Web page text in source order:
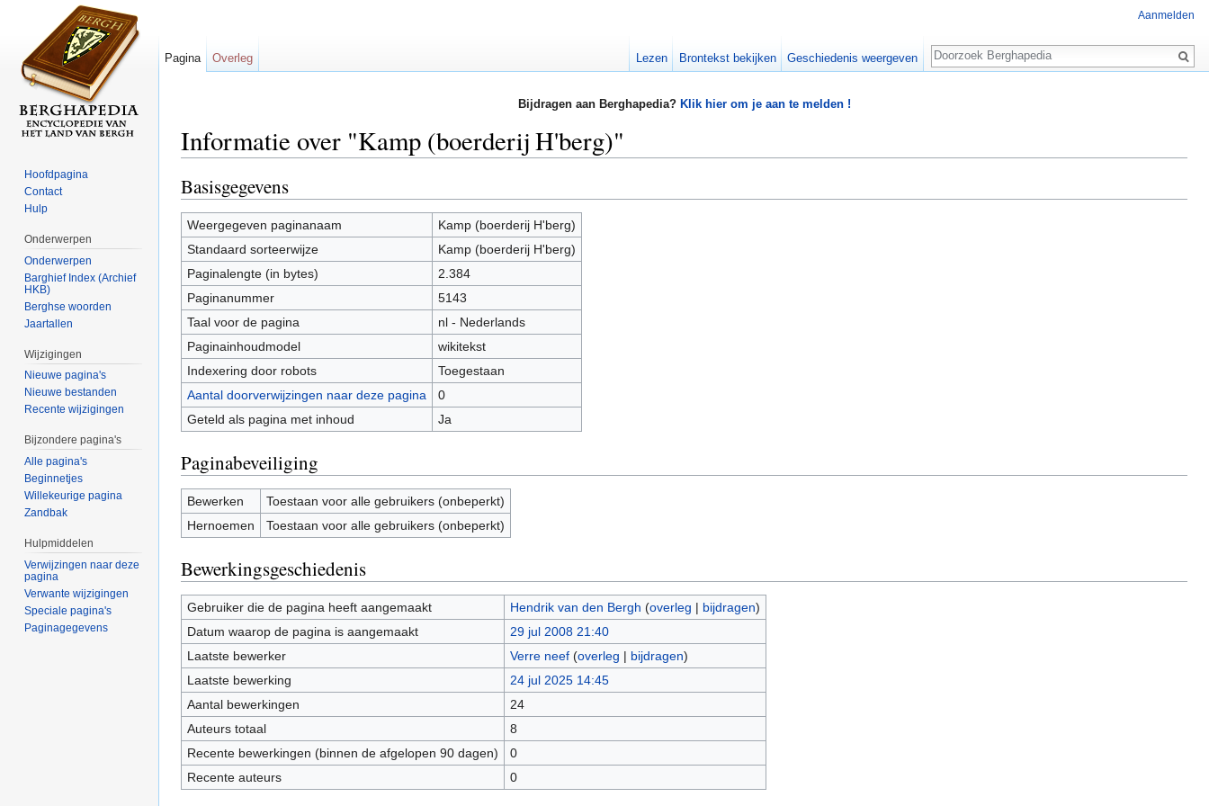
Bijdragen aan Berghapedia? Klik hier om je aan te melden !
Informatie over "Kamp (boerderij H'berg)"
Basisgegevens
Weergegeven paginanaam
Kamp (boerderij H'berg)
Standaard sorteerwijze
Kamp (boerderij H'berg)
Paginalengte (in bytes)
2.384
Paginanummer
5143
Taal voor de pagina
nl - Nederlands
Paginainhoudmodel
wikitekst
Indexering door robots
Toegestaan
Aantal doorverwijzingen naar deze pagina
0
Geteld als pagina met inhoud
Ja
Paginabeveiliging
Bewerken
Toestaan voor alle gebruikers (onbeperkt)
Hernoemen
Toestaan voor alle gebruikers (onbeperkt)
Bewerkingsgeschiedenis
Gebruiker die de pagina heeft aangemaakt Hendrik van den Bergh (overleg | bijdragen)
Datum waarop de pagina is aangemaakt
29 jul 2008 21:40
Laatste bewerker
Verre neef (overleg | bijdragen)
Laatste bewerking
24 jul 2025 14:45
Aantal bewerkingen
24
Auteurs totaal
8
Recente bewerkingen (binnen de afgelopen 90 dagen)
0
Recente auteurs
0
Aanmelden
Pagina Overleg Lezen Brontekst bekijken Geschiedenis weergeven
Zoeken
Hoofdpagina
Contact
Hulp
Onderwerpen
Onderwerpen
Barghief Index (Archief
HKB)
Berghse woorden
Jaartallen
Wijzigingen
Nieuwe pagina's
Nieuwe bestanden
Recente wijzigingen
Bijzondere pagina's
Alle pagina's
Beginnetjes
Willekeurige pagina
Zandbak
Hulpmiddelen
Verwijzingen naar deze
pagina
Verwante wijzigingen
Speciale pagina's
Paginagegevens